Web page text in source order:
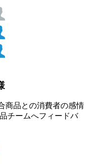
商品との消費者の感情
チームへフィードバ